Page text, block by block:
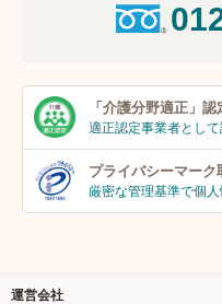
「介護分野適正」 認
適正認定事業者とし
プライバシーマーク
厳密な管理基準で個人
運営会社